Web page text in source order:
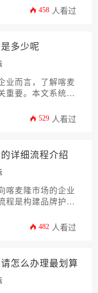
准备要点。文章将
喀麦隆市场的合规
458 人看过
多少呢
业而言，了解喀麦
重要。本文系统解
审查的特殊要求、
529 人看过
详细流程介绍
喀麦隆市场的企业
程是构建品牌护城
、官方提交、审查
剂这一特殊商品类
场之初就得到稳固
482 人看过
怎么办理最划算